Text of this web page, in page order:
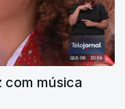
com música